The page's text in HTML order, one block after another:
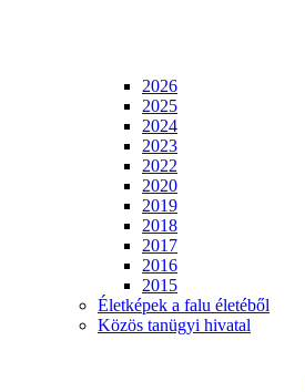
2026
2025
2024
2023
2022
2020
2019
2018
2017
2016
2015
Életképek a falu életéből
Közös tanügyi hivatal